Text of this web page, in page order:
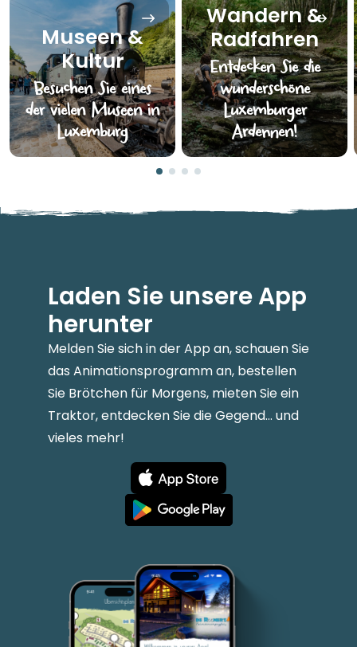
Museen &
Kultur
Besuchen Sie eines
der vielen Museen in
Luxemburg
Wandern &
Radfahren
Entdecken Sie die
wunderschöne
Luxemburger
Ardennen!
Laden Sie unsere App
herunter
Melden Sie sich in der App an, schauen Sie
das Animationsprogramm an, bestellen
Sie Brötchen für Morgens, mieten Sie ein
Traktor, entdecken Sie die Gegend... und
vieles mehr!